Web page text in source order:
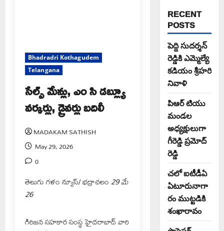
Bhadradri Kothagudem
Telangana
సేల్స్ మేన్లు, ఎం సి డబ్ల్యూ
వర్కర్లు, డ్రైవర్లు బదిలీ
MADAKAM SATHISH
May 29, 2026
0
తెలుగు గళం న్యూస్/ భద్రాచలం 29 మే
26
గిరిజన సహకార సంస్థ హైదరాబాద్ వారి
RECENT
POSTS
పెద్ది సుదర్శన్
రెడ్డికి ఎమ్మెల్యే
కడియం శ్రీహరి
నివాళి
పిఆర్ టియు
మండల
అధ్యక్షులుగా
గీరెడ్డి ప్రమోద్
రెడ్డి
చలో ఐటీడీఏ
ఏటూరునాగా
రం ముట్టడికి
శంఖారావం